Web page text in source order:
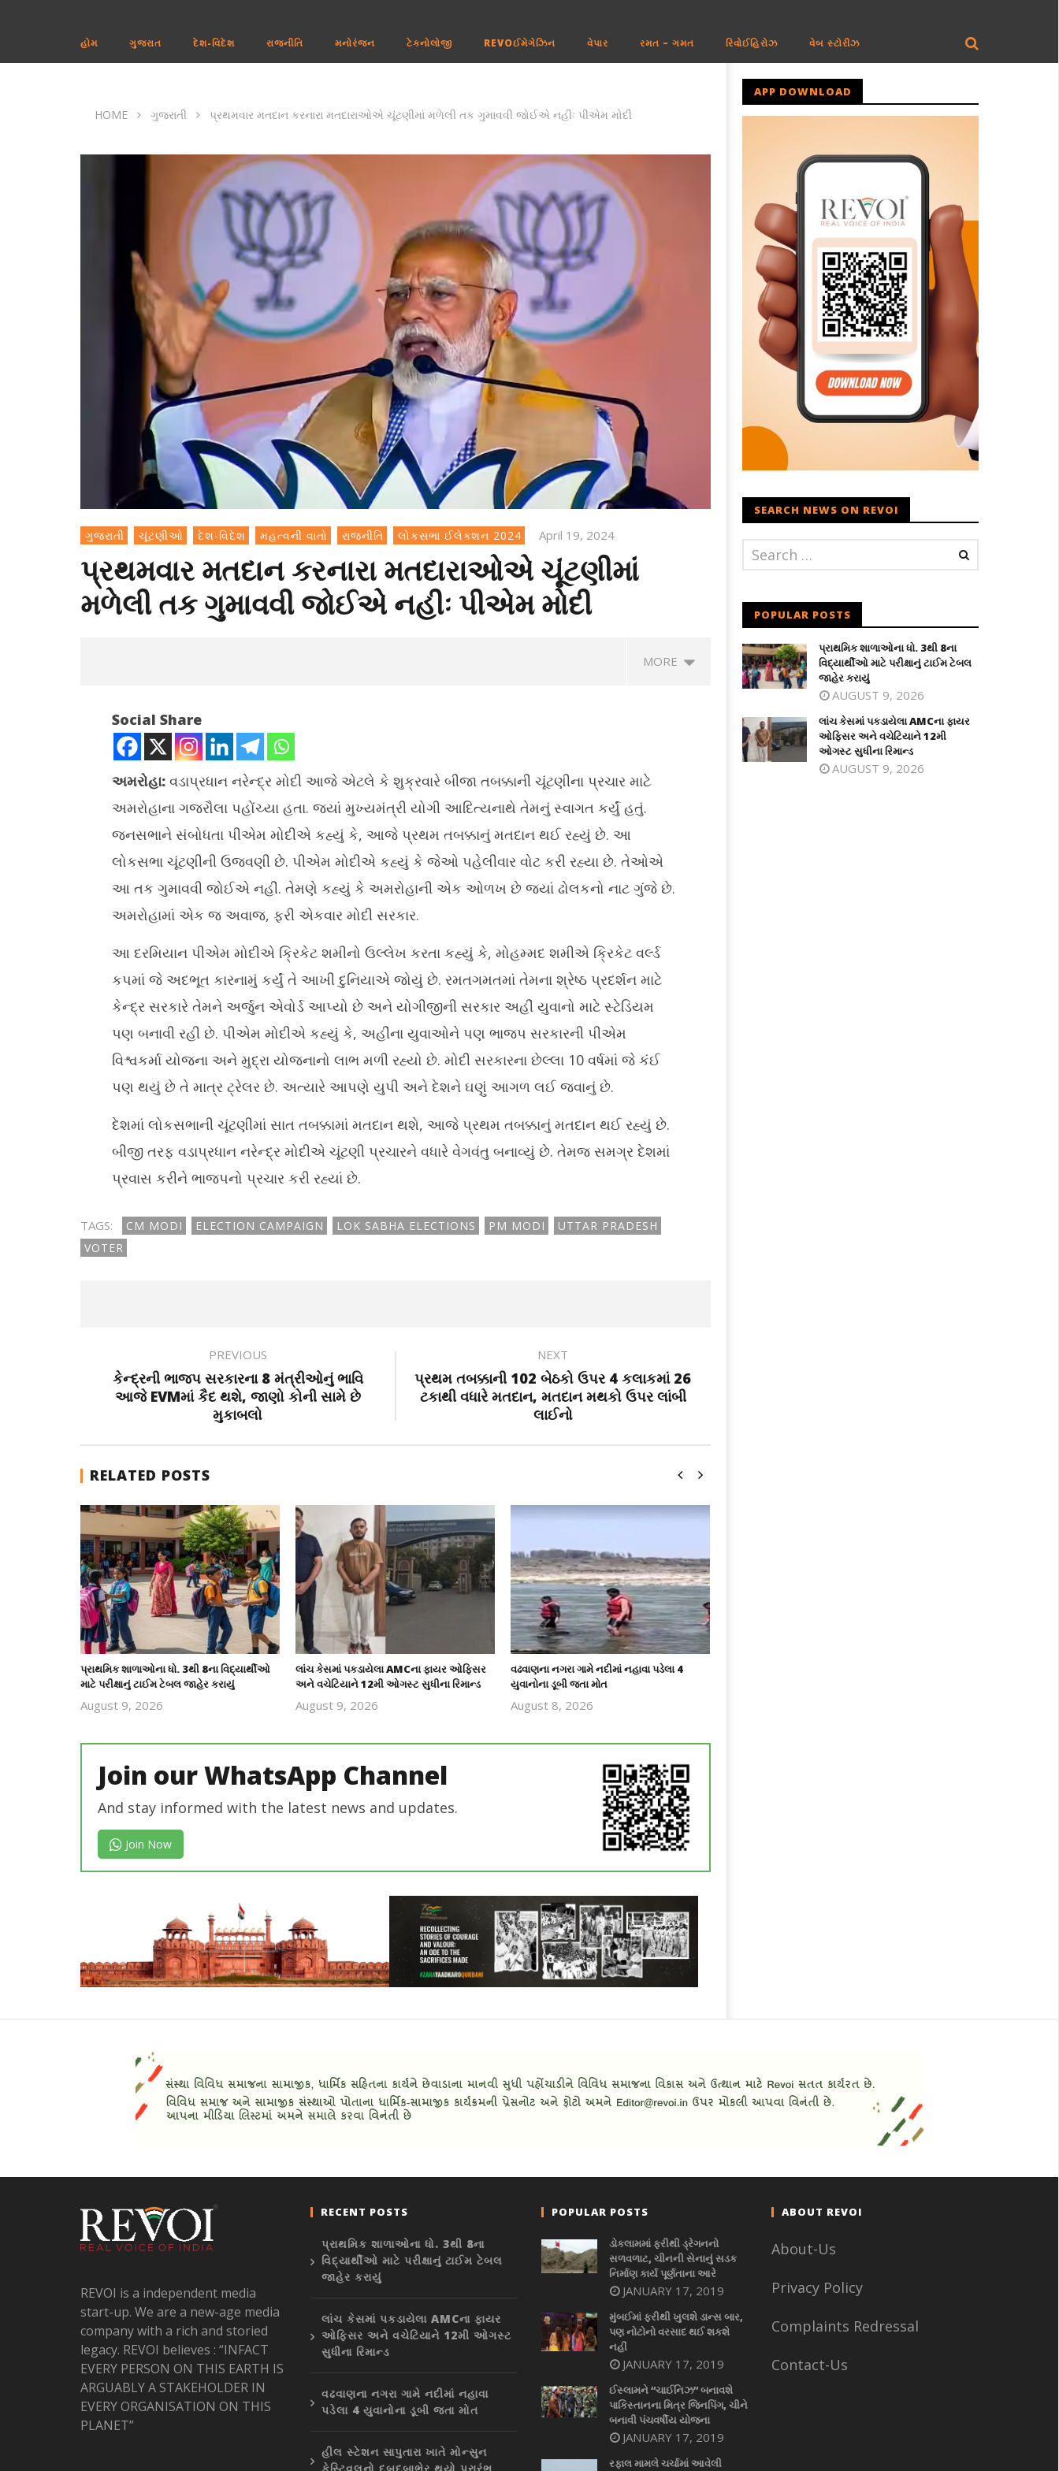
હોમ ગુજરાત દેશ-વિદેશ રાજનીતિ મનોરંજન ટેકનોલોજી REVOઈમેગેઝિન વેપાર રમત – ગમત રિવોઈહિરોઝ વેબ સ્ટોરીઝ
HOME ગુજરાતી પ્રથમવાર મતદાન કરનારા મતદારાઓએ ચૂંટણીમાં મળેલી તક ગુમાવવી જોઈએ નહીઃ પીએમ મોદી
ગુજરાતી ચૂંટણીઓ દેશ-વિદેશ મહત્વની વાતો રાજનીતિ લોકસભા ઈલેક્શન 2024 April 19, 2024
પ્રથમવાર મતદાન કરનારા મતદારાઓએ ચૂંટણીમાં
મળેલી તક ગુમાવવી જોઈએ નહીઃ પીએમ મોદી
MORE
NOW VIEWING
પ્રથમવાર મતદાન કરનારા મતદારાઓએ
ચૂંટણીમાં મળેલી તક ગુમાવવી જોઈએ નહીઃ
પીએમ મોદી
19,
પ્રાથમિક શાળાઓના ધો. 3થી 8ના
વિદ્યાર્થીઓ માટે પરીક્ષાનું ટાઈમ ટેબલ
જાહેર કરાયું
April
19,
લાંચ કેસમાં પકડાયેલા AMCના ફાયર
ઓફિસર અને વચેટિયાને 12મી ઓગસ્ટ
સુધીના રિમાન્ડ
Social Share
અમરોહા:વડાપ્રધાન નરેન્દ્ર મોદી આજે એટલે કે શુક્રવારે બીજા તબક્કાની ચૂંટણીના પ્રચાર માટે
અમરોહાના ગજરૌલા પહોંચ્યા હતા. જ્યાં મુખ્યમંત્રી યોગી આદિત્યનાથે તેમનું સ્વાગત કર્યું હતું.
જનસભાને સંબોધતા પીએમ મોદીએ કહ્યું કે, આજે પ્રથમ તબક્કાનું મતદાન થઈ રહ્યું છે. આ
લોકસભા ચૂંટણીની ઉજવણી છે. પીએમ મોદીએ કહ્યું કે જેઓ પહેલીવાર વોટ કરી રહ્યા છે. તેઓએ
આ તક ગુમાવવી જોઈએ નહીં. તેમણે કહ્યું કે અમરોહાની એક ઓળખ છે જ્યાં ઢોલકનો નાટ ગુંજે છે.
અમરોહામાં એક જ અવાજ, ફરી એકવાર મોદી સરકાર.
આ દરમિયાન પીએમ મોદીએ ક્રિકેટ શમીનો ઉલ્લેખ કરતા કહ્યું કે, મોહમ્મદ શમીએ ક્રિકેટ વર્લ્ડ
કપમાં જે અદભૂત કારનામું કર્યું તે આખી દુનિયાએ જોયું છે. રમતગમતમાં તેમના શ્રેષ્ઠ પ્રદર્શન માટે
કેન્દ્ર સરકારે તેમને અર્જુન એવોર્ડ આપ્યો છે અને યોગીજીની સરકાર અહીં યુવાનો માટે સ્ટેડિયમ
પણ બનાવી રહી છે. પીએમ મોદીએ કહ્યું કે, અહીંના યુવાઓને પણ ભાજપ સરકારની પીએમ
વિશ્વકર્મા યોજના અને મુદ્રા યોજનાનો લાભ મળી રહ્યો છે. મોદી સરકારના છેલ્લા 10 વર્ષમાં જે કંઈ
પણ થયું છે તે માત્ર ટ્રેલર છે. અત્યારે આપણે યુપી અને દેશને ઘણું આગળ લઈ જવાનું છે.
દેશમાં લોકસભાની ચૂંટણીમાં સાત તબક્કામાં મતદાન થશે, આજે પ્રથમ તબક્કાનું મતદાન થઈ રહ્યું છે.
બીજી તરફ વડાપ્રધાન નરેન્દ્ર મોદીએ ચૂંટણી પ્રચારને વધારે વેગવંતુ બનાવ્યું છે. તેમજ સમગ્ર દેશમાં
પ્રવાસ કરીને ભાજપનો પ્રચાર કરી રહ્યાં છે.
TAGS: CM MODI ELECTION CAMPAIGN LOK SABHA ELECTIONS PM MODI
UTTAR PRADESH
VOTER
PREVIOUS
કેન્દ્રની ભાજપ સરકારના 8 મંત્રીઓનું ભાવિ
આજે EVMમાં કૈદ થશે, જાણો કોની સામે છે
મુકાબલો
NEXT
પ્રથમ તબક્કાની 102 બેઠકો ઉપર 4 કલાકમાં 26
ટકાથી વધારે મતદાન, મતદાન મથકો ઉપર લાંબી
લાઈનો
RELATED POSTS
પ્રાથમિક શાળાઓના ધો. 3થી 8ના વિદ્યાર્થીઓ
માટે પરીક્ષાનું ટાઈમ ટેબલ જાહેર કરાયું
August 9, 2026
લાંચ કેસમાં પકડાયેલા AMCના ફાયર ઓફિસર
અને વચેટિયાને 12મી ઓગસ્ટ સુધીના રિમાન્ડ
August 9, 2026
વઢવાણના નગરા ગામે નદીમાં નહાવા પડેલા 4
યુવાનોના ડૂબી જતા મોત
August 8, 2026
Join our WhatsApp Channel
And stay informed with the latest news and updates.
Join Now
APP DOWNLOAD
SEARCH NEWS ON REVOI
POPULAR POSTS
પ્રાથમિક શાળાઓના ધો. 3થી 8ના
વિદ્યાર્થીઓ માટે પરીક્ષાનું ટાઈમ ટેબલ
જાહેર કરાયું
AUGUST 9, 2026
લાંચ કેસમાં પકડાયેલા AMCના ફાયર
ઓફિસર અને વચેટિયાને 12મી
ઓગસ્ટ સુધીના રિમાન્ડ
AUGUST 9, 2026
REVOI is a independent media
start-up. We are a new-age media
company with a rich and storied
legacy. REVOI believes : “INFACT
EVERY PERSON ON THIS EARTH IS
ARGUABLY A STAKEHOLDER IN
EVERY ORGANISATION ON THIS
PLANET”
RECENT POSTS
પ્રાથમિક શાળાઓના ધો. 3થી 8ના
વિદ્યાર્થીઓ માટે પરીક્ષાનું ટાઈમ ટેબલ
જાહેર કરાયું
લાંચ કેસમાં પકડાયેલા AMCના ફાયર
ઓફિસર અને વચેટિયાને 12મી ઓગસ્ટ
સુધીના રિમાન્ડ
વઢવાણના નગરા ગામે નદીમાં નહાવા
પડેલા 4 યુવાનોના ડૂબી જતા મોત
હીલ સ્ટેશન સાપુતારા ખાતે મોન્સુન
POPULAR POSTS
ડોકલામમાં ફરીથી ડ્રેગનનો
સળવળાટ, ચીનની સેનાનું સડક
નિર્માણ કાર્ય પૂર્ણતાના આરે
JANUARY 17, 2019
મુંબઈમાં ફરીથી ખુલશે ડાન્સ બાર,
પણ નોટોનો વરસાદ થઈ શકશે
નહીં
JANUARY 17, 2019
ઈસ્લામને “ચાઈનિઝ” બનાવશે
પાકિસ્તાનના મિત્ર જિનપિંગ, ચીને
બનાવી પંચવર્ષીય યોજના
JANUARY 17, 2019
રફાલ મામલે ચર્ચામાં આવેલી
ABOUT REVOI
About-Us
Privacy Policy
Complaints Redressal
Contact-Us